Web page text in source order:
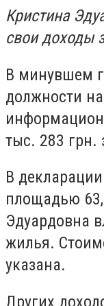
Кристина
свои доходы
В минувшем
должности
тыс. 283 грн.
В
площадью
Эдуардовна
жилья.
указана.
Других